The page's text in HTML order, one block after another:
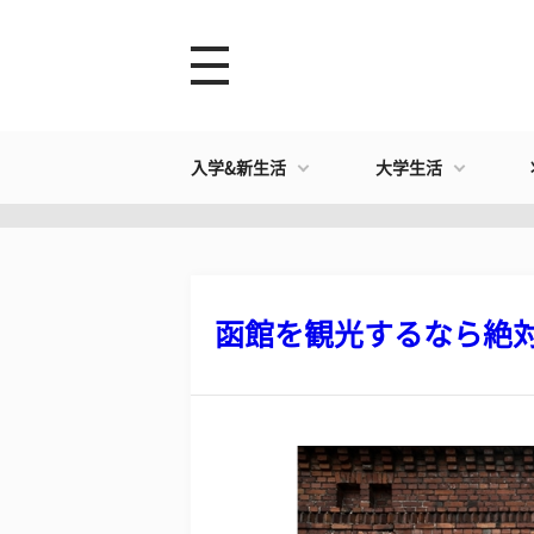
入学&新生活 大学生活
函館を観光するなら絶